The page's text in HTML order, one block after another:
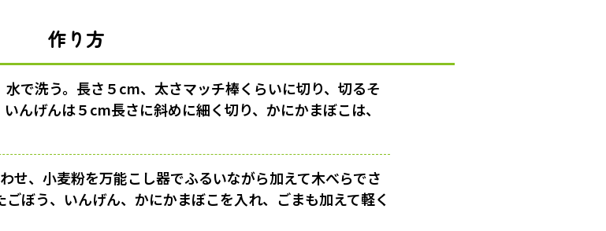
作り方
で洗う。長さ５cm、太さマッチ棒くらいに切り、切るそ
んげんは５cm長さに斜めに細く切り、かにかまぼこは、
せ、小麦粉を万能こし器でふるいながら加えて木べらでさ
ぼう、いんげん、かにかまぼこを入れ、ごまも加えて軽く